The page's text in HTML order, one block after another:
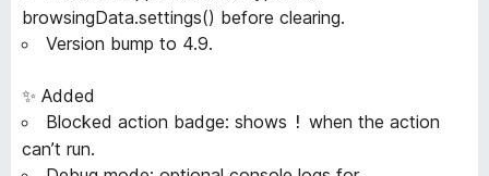
c
h
e
browsingData.settings() before clearing.
Version bump to 4.9.
✨ Added
Blocked action badge: shows ! when the action
can’t run.